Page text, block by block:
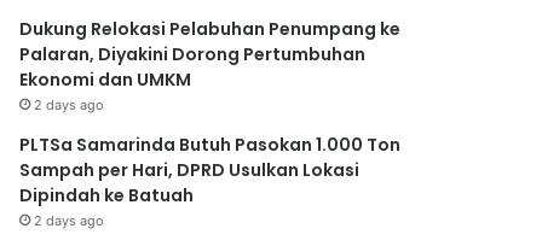
Dukung Relokasi Pelabuhan Penumpang ke
Palaran, Diyakini Dorong Pertumbuhan
Ekonomi dan UMKM
2 days ago
PLTSa Samarinda Butuh Pasokan 1.000 Ton
Sampah per Hari, DPRD Usulkan Lokasi
Dipindah ke Batuah
2 days ago